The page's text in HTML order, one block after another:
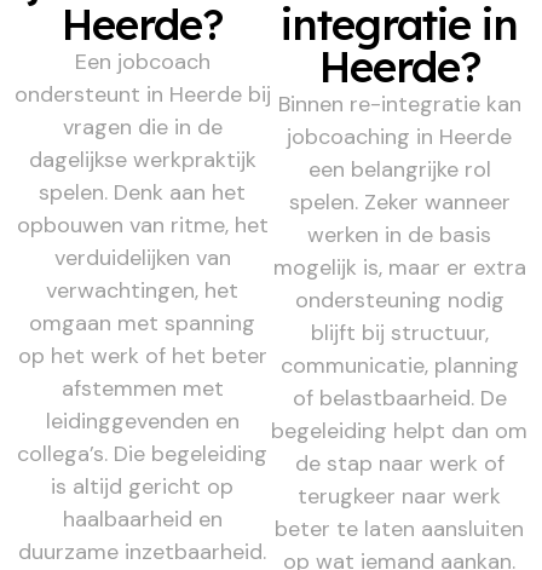
Heerde?
Een jobcoach
ondersteunt in Heerde bij
vragen die in de
dagelijkse werkpraktijk
spelen. Denk aan het
opbouwen van ritme, het
verduidelijken van
verwachtingen, het
omgaan met spanning
op het werk of het beter
afstemmen met
leidinggevenden en
collega’s. Die begeleiding
is altijd gericht op
haalbaarheid en
duurzame inzetbaarheid.
integratie in
Heerde?
Binnen re-integratie kan
jobcoaching in Heerde
een belangrijke rol
spelen. Zeker wanneer
werken in de basis
mogelijk is, maar er extra
ondersteuning nodig
blijft bij structuur,
communicatie, planning
of belastbaarheid. De
begeleiding helpt dan om
de stap naar werk of
terugkeer naar werk
beter te laten aansluiten
op wat iemand aankan.